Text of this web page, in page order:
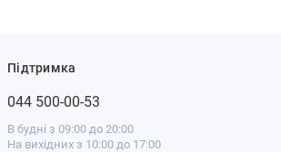
Підтримка
044 500-00-53
В будні з 09:00 до 20:00
На вихідних з 10:00 до 17:00